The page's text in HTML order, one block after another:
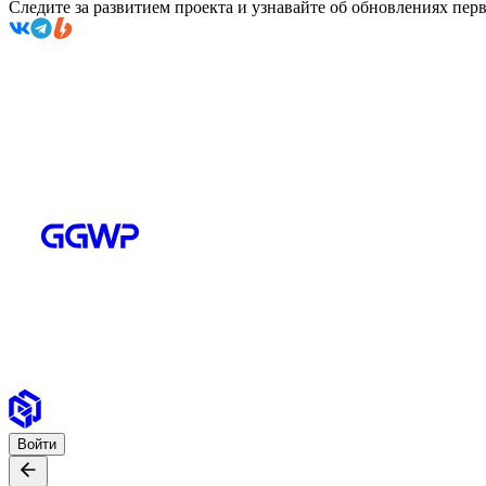
Следите за развитием проекта и узнавайте об обновлениях
Войти